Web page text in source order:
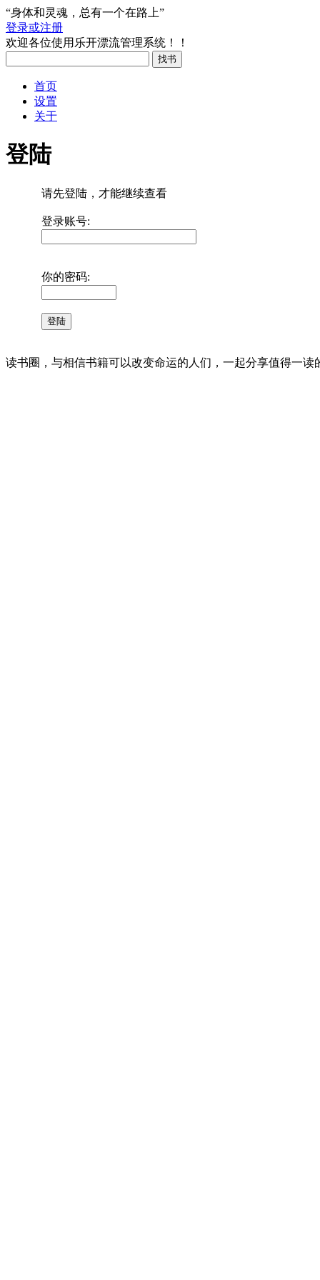
“身体和灵魂，总有一个在路上”
登录或注册
欢迎各位使用乐开漂流管理系统！！
首页
设置
关于
登陆
请先登陆，才能继续查看
登录账号:
你的密码:
读书圈，与相信书籍可以改变命运的人们，一起分享值得一读